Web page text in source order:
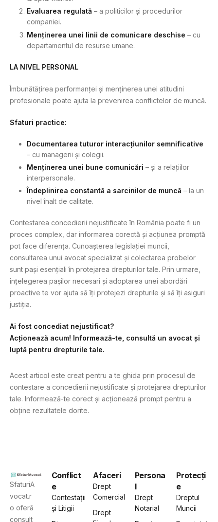
Evaluarea regulată – a politicilor și procedurilor
companiei.
Menținerea unei linii de comunicare deschise – cu
departamentul de resurse umane.
LA NIVEL PERSONAL
Îmbunătățirea performanței și menținerea unei atitudini
profesionale poate ajuta la prevenirea conflictelor de muncă.
Sfaturi practice:
Documentarea tuturor interacțiunilor semnificative
– cu managerii și colegii.
Menținerea unei bune comunicări – și a relațiilor
interpersonale.
Îndeplinirea constantă a sarcinilor de muncă – la un
nivel înalt de calitate.
Contestarea concedierii nejustificate în România poate fi un
proces complex, dar informarea corectă și acțiunea promptă
pot face diferența. Cunoașterea legislației muncii,
consultarea unui avocat specializat și colectarea probelor
sunt pași esențiali în protejarea drepturilor tale. Prin urmare,
înțelegerea pașilor necesari și adoptarea unei abordări
proactive te vor ajuta să îți protejezi drepturile și să îți asiguri
justiția.
Ai fost concediat nejustificat?
Acționează acum! Informează-te, consultă un avocat și
luptă pentru drepturile tale.
Acest articol este creat pentru a te ghida prin procesul de
contestare a concedierii nejustificate și protejarea drepturilor
tale. Informează-te corect și acționează prompt pentru a
obține rezultatele dorite.
SfaturiA
vocat.r
o oferă
consult
Conflict
e
Contestații
și Litigii
Afaceri
Drept
Comercial
Drept
Persona
l
Drept
Notarial
Protecți
e
Dreptul
Muncii